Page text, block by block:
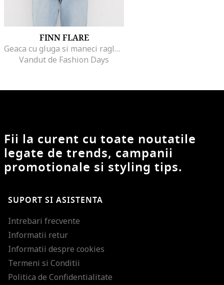
FINN FLARE
Geaca cu gluga si maneci raglan, Portocaliu mandarina
Vandut de Fashion Days
Fii la curent cu toate noutatile
legate de trends, campanii
promotionale si styling tips.
SUPORT SI ASISTENTA
Intrebari frecvente
Informatii retur
Informatii despre cookies
Termeni si Conditii
Politica de Confidentialitate